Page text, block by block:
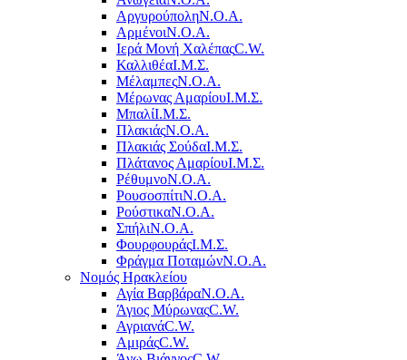
ΑργυρούποληΝ.Ο.Α.
ΑρμένοιΝ.Ο.Α.
Ιερά Μονή ΧαλέπαςC.W.
ΚαλλιθέαΙ.Μ.Σ.
ΜέλαμπεςΝ.Ο.Α.
Μέρωνας ΑμαρίουΙ.Μ.Σ.
ΜπαλίΙ.Μ.Σ.
ΠλακιάςΝ.Ο.Α.
Πλακιάς ΣούδαΙ.Μ.Σ.
Πλάτανος ΑμαρίουΙ.Μ.Σ.
ΡέθυμνοΝ.Ο.Α.
ΡουσοσπίτιΝ.Ο.Α.
ΡούστικαΝ.Ο.Α.
ΣπήλιΝ.Ο.Α.
ΦουρφουράςΙ.Μ.Σ.
Φράγμα ΠοταμώνΝ.Ο.Α.
Νομός Ηρακλείου
Αγία ΒαρβάραΝ.Ο.Α.
Άγιος ΜύρωναςC.W.
ΑγριανάC.W.
ΑμιράςC.W.